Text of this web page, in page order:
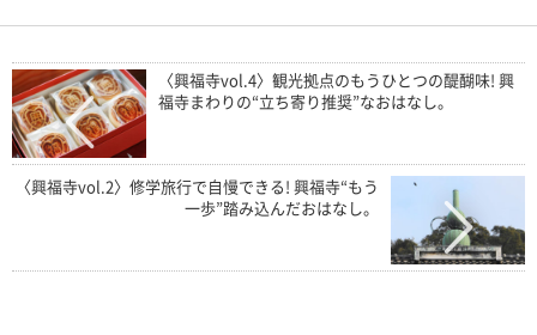
〈興福寺vol.4〉観光拠点のもうひとつの醍醐味! 興
福寺まわりの“立ち寄り推奨”なおはなし。
〈興福寺vol.2〉修学旅行で自慢できる! 興福寺“もう
一歩”踏み込んだおはなし。